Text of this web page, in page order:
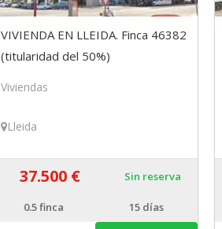
VIVIENDA EN LLEIDA. Finca 46382
(titularidad del 50%)
Viviendas
Lleida
37.500 € Sin reserva
0.5finca 15 días